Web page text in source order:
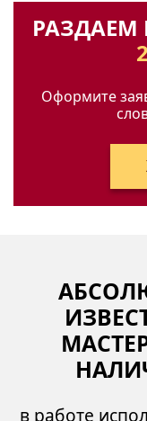
РАЗДАЕМ
Оформите
в работе